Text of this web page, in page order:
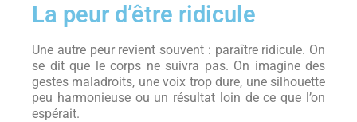
La peur d’être ridicule
Une autre peur revient souvent : paraître ridicule. On
se dit que le corps ne suivra pas. On imagine des
gestes maladroits, une voix trop dure, une silhouette
peu harmonieuse ou un résultat loin de ce que l’on
espérait.